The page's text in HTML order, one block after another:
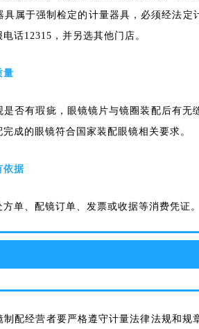
属于强制检定的计量器具，必须经法
话12315，并另选其他门店。
量
否有瑕疵，眼镜镜片与镜圈装配后有
成的眼镜符合国家装配眼镜相关要求。
依据
单、配镜订单、发票或收据等消费凭证。
制配经营者要严格遵守计量法律法规和